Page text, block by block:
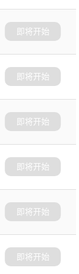
即将开始
即将开始
即将开始
即将开始
即将开始
即将开始